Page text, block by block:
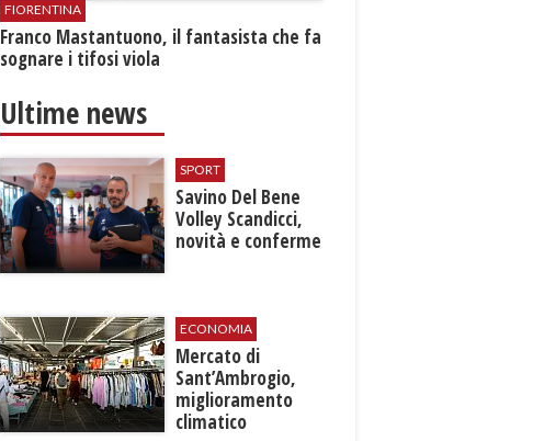
FIORENTINA
Franco Mastantuono, il fantasista che fa
sognare i tifosi viola
Ultime news
SPORT
Savino Del Bene
Volley Scandicci,
novità e conferme
ECONOMIA
Mercato di
Sant’Ambrogio,
miglioramento
climatico